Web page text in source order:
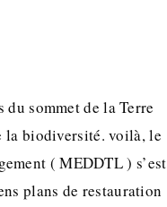
sommet de la Terre
la biodiversité. voilà, le
( MEDDTL ) s’est
plans de restauration